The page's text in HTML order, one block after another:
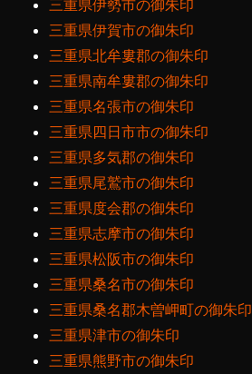
三重県伊勢市の御朱印
三重県伊賀市の御朱印
三重県北牟婁郡の御朱印
三重県南牟婁郡の御朱印
三重県名張市の御朱印
三重県四日市市の御朱印
三重県多気郡の御朱印
三重県尾鷲市の御朱印
三重県度会郡の御朱印
三重県志摩市の御朱印
三重県松阪市の御朱印
三重県桑名市の御朱印
三重県桑名郡木曽岬町の御朱印
三重県津市の御朱印
三重県熊野市の御朱印